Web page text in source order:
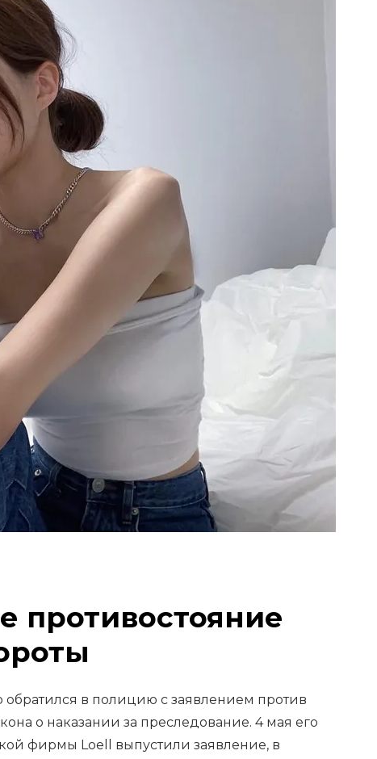
противостояние
в полицию с заявлением против
о наказании за преследование. 4 мая его
фирмы Loell выпустили заявление, в